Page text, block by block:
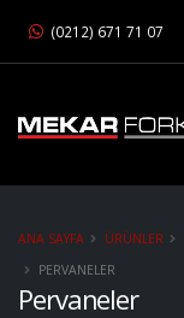
(0212) 671 71 07
Pervaneler
ANA SAYFA ÜRÜNLER
PERVANELER